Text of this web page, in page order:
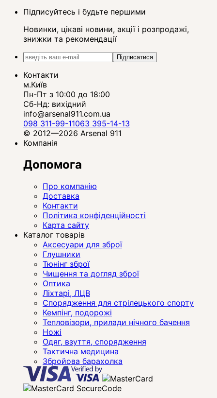
Підписуйтесь і будьте першими
Новинки, цікаві новини, акції і розпродажі,
знижки та рекомендації
Підписатися
Контакти
м.Київ
Пн-Пт з 10:00 до 18:00
Сб-Нд: вихідний
info@arsenal911.com.ua
098 311-99-11063 395-14-13
© 2012—2026 Arsenal 911
Компанія
Допомога
Про компанію
Доставка
Контакти
Політика конфіденційності
Карта сайту
Каталог товарів
Аксесуари для зброї
Глушники
Тюнінг зброї
Чищення та догляд зброї
Оптика
Ліхтарі, ЛЦВ
Спорядження для стрілецького спорту
Кемпінг, подорожі
Тепловізори, прилади нічного бачення
Ножі
Одяг, взуття, спорядження
Тактична медицина
Збройова барахолка